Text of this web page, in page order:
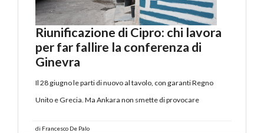
Riunificazione di Cipro: chi lavora
per far fallire la conferenza di
Ginevra
Il 28 giugno le parti di nuovo al tavolo, con garanti Regno
Unito e Grecia. Ma Ankara non smette di provocare
di Francesco De Palo